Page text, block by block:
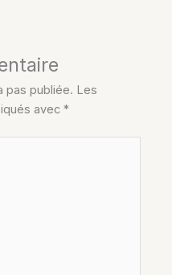
pas publiée. Les
avec*